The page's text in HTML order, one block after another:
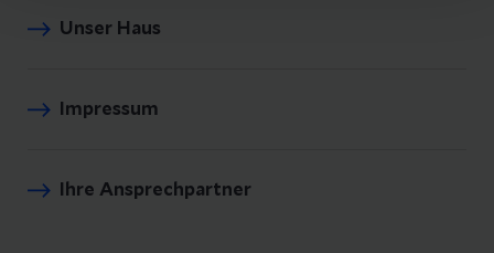
Unser Haus
Impressum
Ihre Ansprechpartner